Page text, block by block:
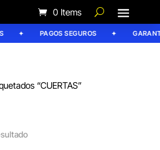
0 Items
PAGOS SEGUROS
“CUERTAS”